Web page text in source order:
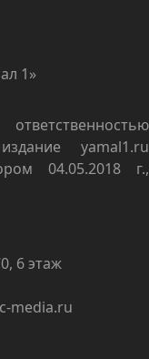
1»
yamal1.ru
04.05.2018 г.,
6 этаж
media.ru